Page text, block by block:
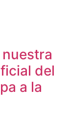
del
a la